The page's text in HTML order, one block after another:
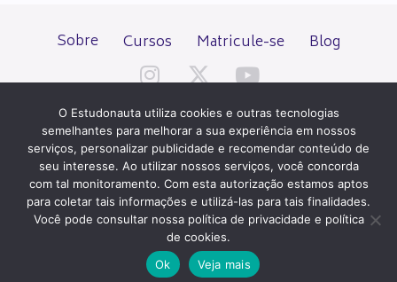
Sobre Cursos Matricule-se Blog
Todos os direitos reservados desde 2000.
PATROCÍNIO E HOSPEDAGEM
O Estudonauta utiliza cookies e outras tecnologias
semelhantes para melhorar a sua experiência em nossos
serviços, personalizar publicidade e recomendar conteúdo de
seu interesse. Ao utilizar nossos serviços, você concorda
com tal monitoramento. Com esta autorização estamos aptos
para coletar tais informações e utilizá-las para tais finalidades.
Você pode consultar nossa política de privacidade e política
de cookies.
Ok
Veja mais